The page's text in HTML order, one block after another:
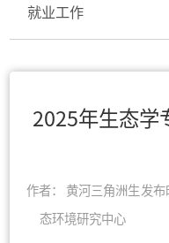
就业工作
2025年生态学
作者： 黄河三角洲生
态环境研究中心
发